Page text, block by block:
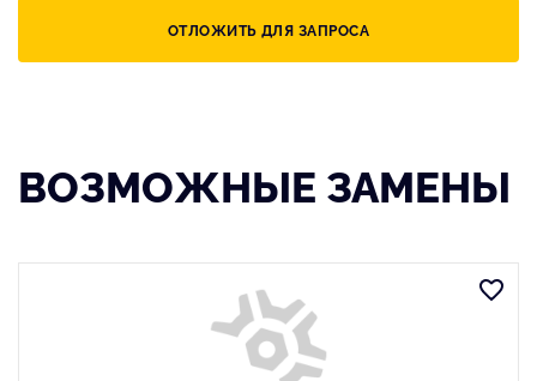
ОТЛОЖИТЬ ДЛЯ ЗАПРОСА
ВОЗМОЖНЫЕ ЗАМЕНЫ